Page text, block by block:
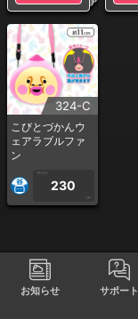
お知らせ サポート
324-C
こびとづかんウ
ェアラブルファ
ン
1PLAY
230
CP